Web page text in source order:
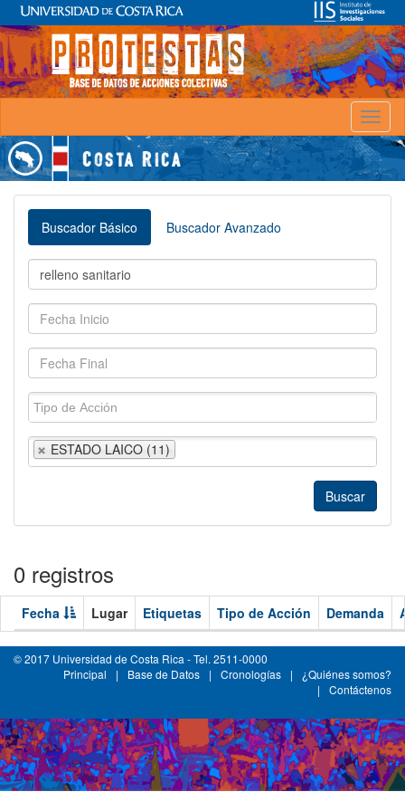
Buscador Básico Buscador Avanzado
ESTADO LAICO (11)
0 registros
Fecha Lugar Etiquetas Tipo de Acción Demanda
© 2017 Universidad de Costa Rica - Tel. 2511-0000
Principal
| Base de Datos | Cronologías |
¿Quiénes somos?
|
Contáctenos